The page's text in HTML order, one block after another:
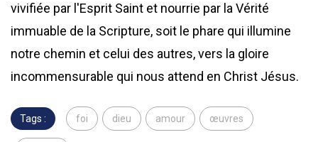
vivifiée par l'Esprit Saint et nourrie par la Vérité
immuable de la Scripture, soit le phare qui illumine
notre chemin et celui des autres, vers la gloire
incommensurable qui nous attend en Christ Jésus.
Tags : foi dieu amour œuvres